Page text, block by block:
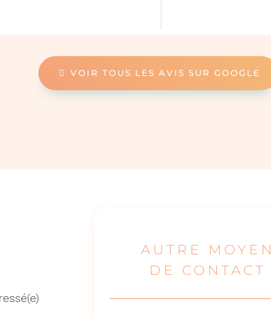
VOIR TOUS LES AVIS SUR GOOGLE
AUTRE MOYEN
DE CONTACT